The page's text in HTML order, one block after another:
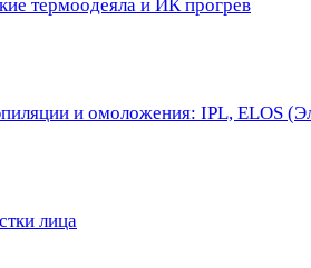
термоодеяла и ИК прогрев
и омоложения: IPL, ELOS
лица